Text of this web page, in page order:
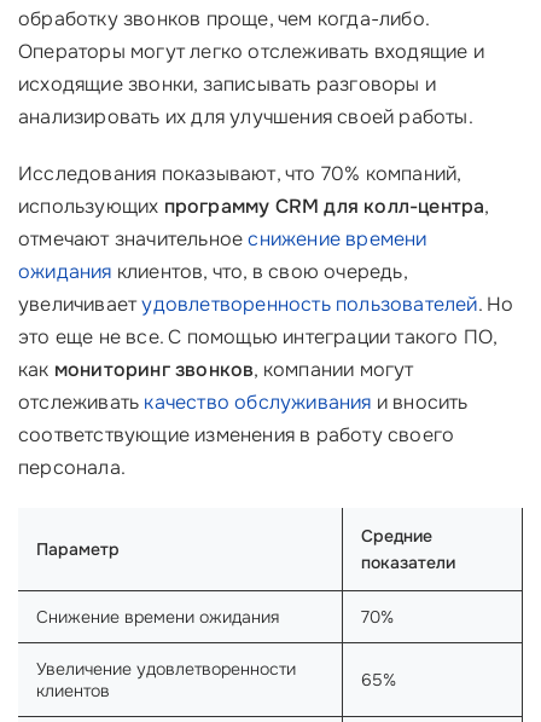
обработку звонков проще, чем когда-либо.
Операторы могут легко отслеживать входящие и
исходящие звонки, записывать разговоры и
анализировать их для улучшения своей работы.
Исследования показывают, что 70% компаний,
использующих программу CRM для колл-центра,
отмечают значительноеснижение времени
ожидания клиентов, что, в свою очередь,
увеличиваетудовлетворенность пользователей. Но
это еще не все. С помощью интеграции такого ПО,
как мониторинг звонков, компании могут
отслеживать качество обслуживания и вносить
соответствующие изменения в работу своего
персонала.
Параметр
Средние
показатели
Снижение времени ожидания 70%
Увеличение удовлетворенности
клиентов
65%